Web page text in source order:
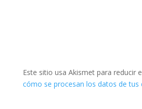
Este sitio usa Akismet para reducir
cómo se procesan los datos de tus